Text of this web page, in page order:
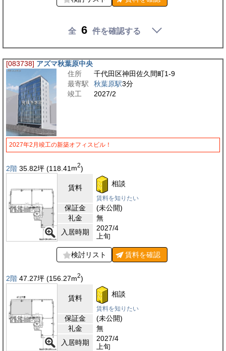
全 6 件を確認する
[083738] アズマ秋葉原中央
住所
千代田区神田佐久間町1-9
最寄駅
秋葉原駅3分
竣工
2027/2
2027年2月竣工の新築オフィスビル！
2階 35.82坪 (118.41 m2)
賃料 相談
賃料を知りたい
保証金
(未公開)
礼金
無
入居時期
2027/4
上旬
検討リスト 賃料を確認
2階 47.27坪 (156.27m2)
賃料 相談
賃料を知りたい
保証金
(未公開)
礼金
無
入居時期
2027/4
上旬